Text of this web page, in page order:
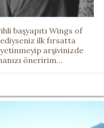
başyapıtı Wings of
ilk fırsatta
arşivinizde
öneririm…